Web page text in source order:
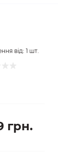
від: 1 шт.
грн.